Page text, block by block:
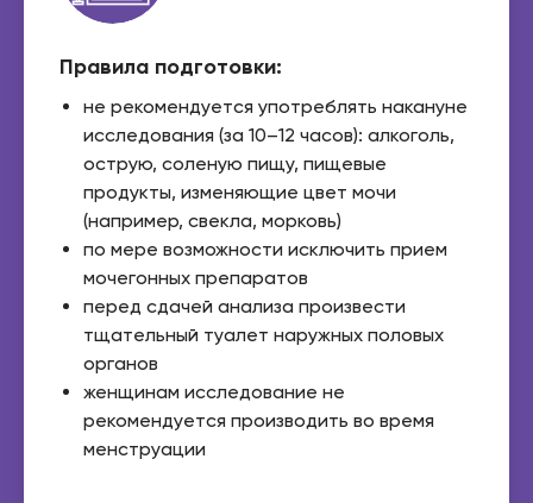
Правила подготовки:
не рекомендуется употреблять накануне
исследования (за 10–12 часов): алкоголь,
острую, соленую пищу, пищевые
продукты, изменяющие цвет мочи
(например, свекла, морковь)
по мере возможности исключить прием
мочегонных препаратов
перед сдачей анализа произвести
тщательный туалет наружных половых
органов
женщинам исследование не
рекомендуется производить во время
менструации